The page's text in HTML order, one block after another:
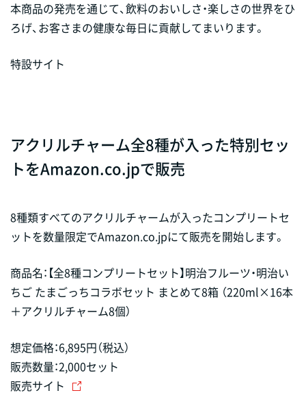
本商品の発売を通じて、飲料のおいしさ・楽しさの世界をひ
ろげ、お客さまの健康な毎日に貢献してまいります。
特設サイト
アクリルチャーム全8種が入った特別セッ
トをAmazon.co.jpで販売
8種類すべてのアクリルチャームが入ったコンプリートセ
ットを数量限定でAmazon.co.jpにて販売を開始します。
商品名：【全8種コンプリートセット】明治フルーツ・明治い
ちご たまごっちコラボセット まとめて8箱 （220ml×16本
＋アクリルチャーム8個）
想定価格：6,895円（税込）
販売数量：2,000セット
販売サイト